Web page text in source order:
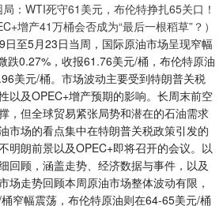
局：WTI死守61美元，布伦特挣扎65关口！
增产41万桶会否成为“最后一根稻草”？）
至5月23日当周，国际原油市场呈现窄幅
跌0.27%，收报61.76美元/桶，布伦特原油
美元/桶。市场波动主要受到特朗普关税
以及OPEC+增产预期的影响。长周末前空
，但全球贸易紧张局势和潜在的石油需求
市场的看点集中在特朗普关税政策引发的
明朗前景以及OPEC+即将召开的会议。以
回顾，涵盖走势、经济数据与事件，以及
场走势回顾本周原油市场整体波动有限，
窄幅震荡，布伦特原油则在64-65美元/桶